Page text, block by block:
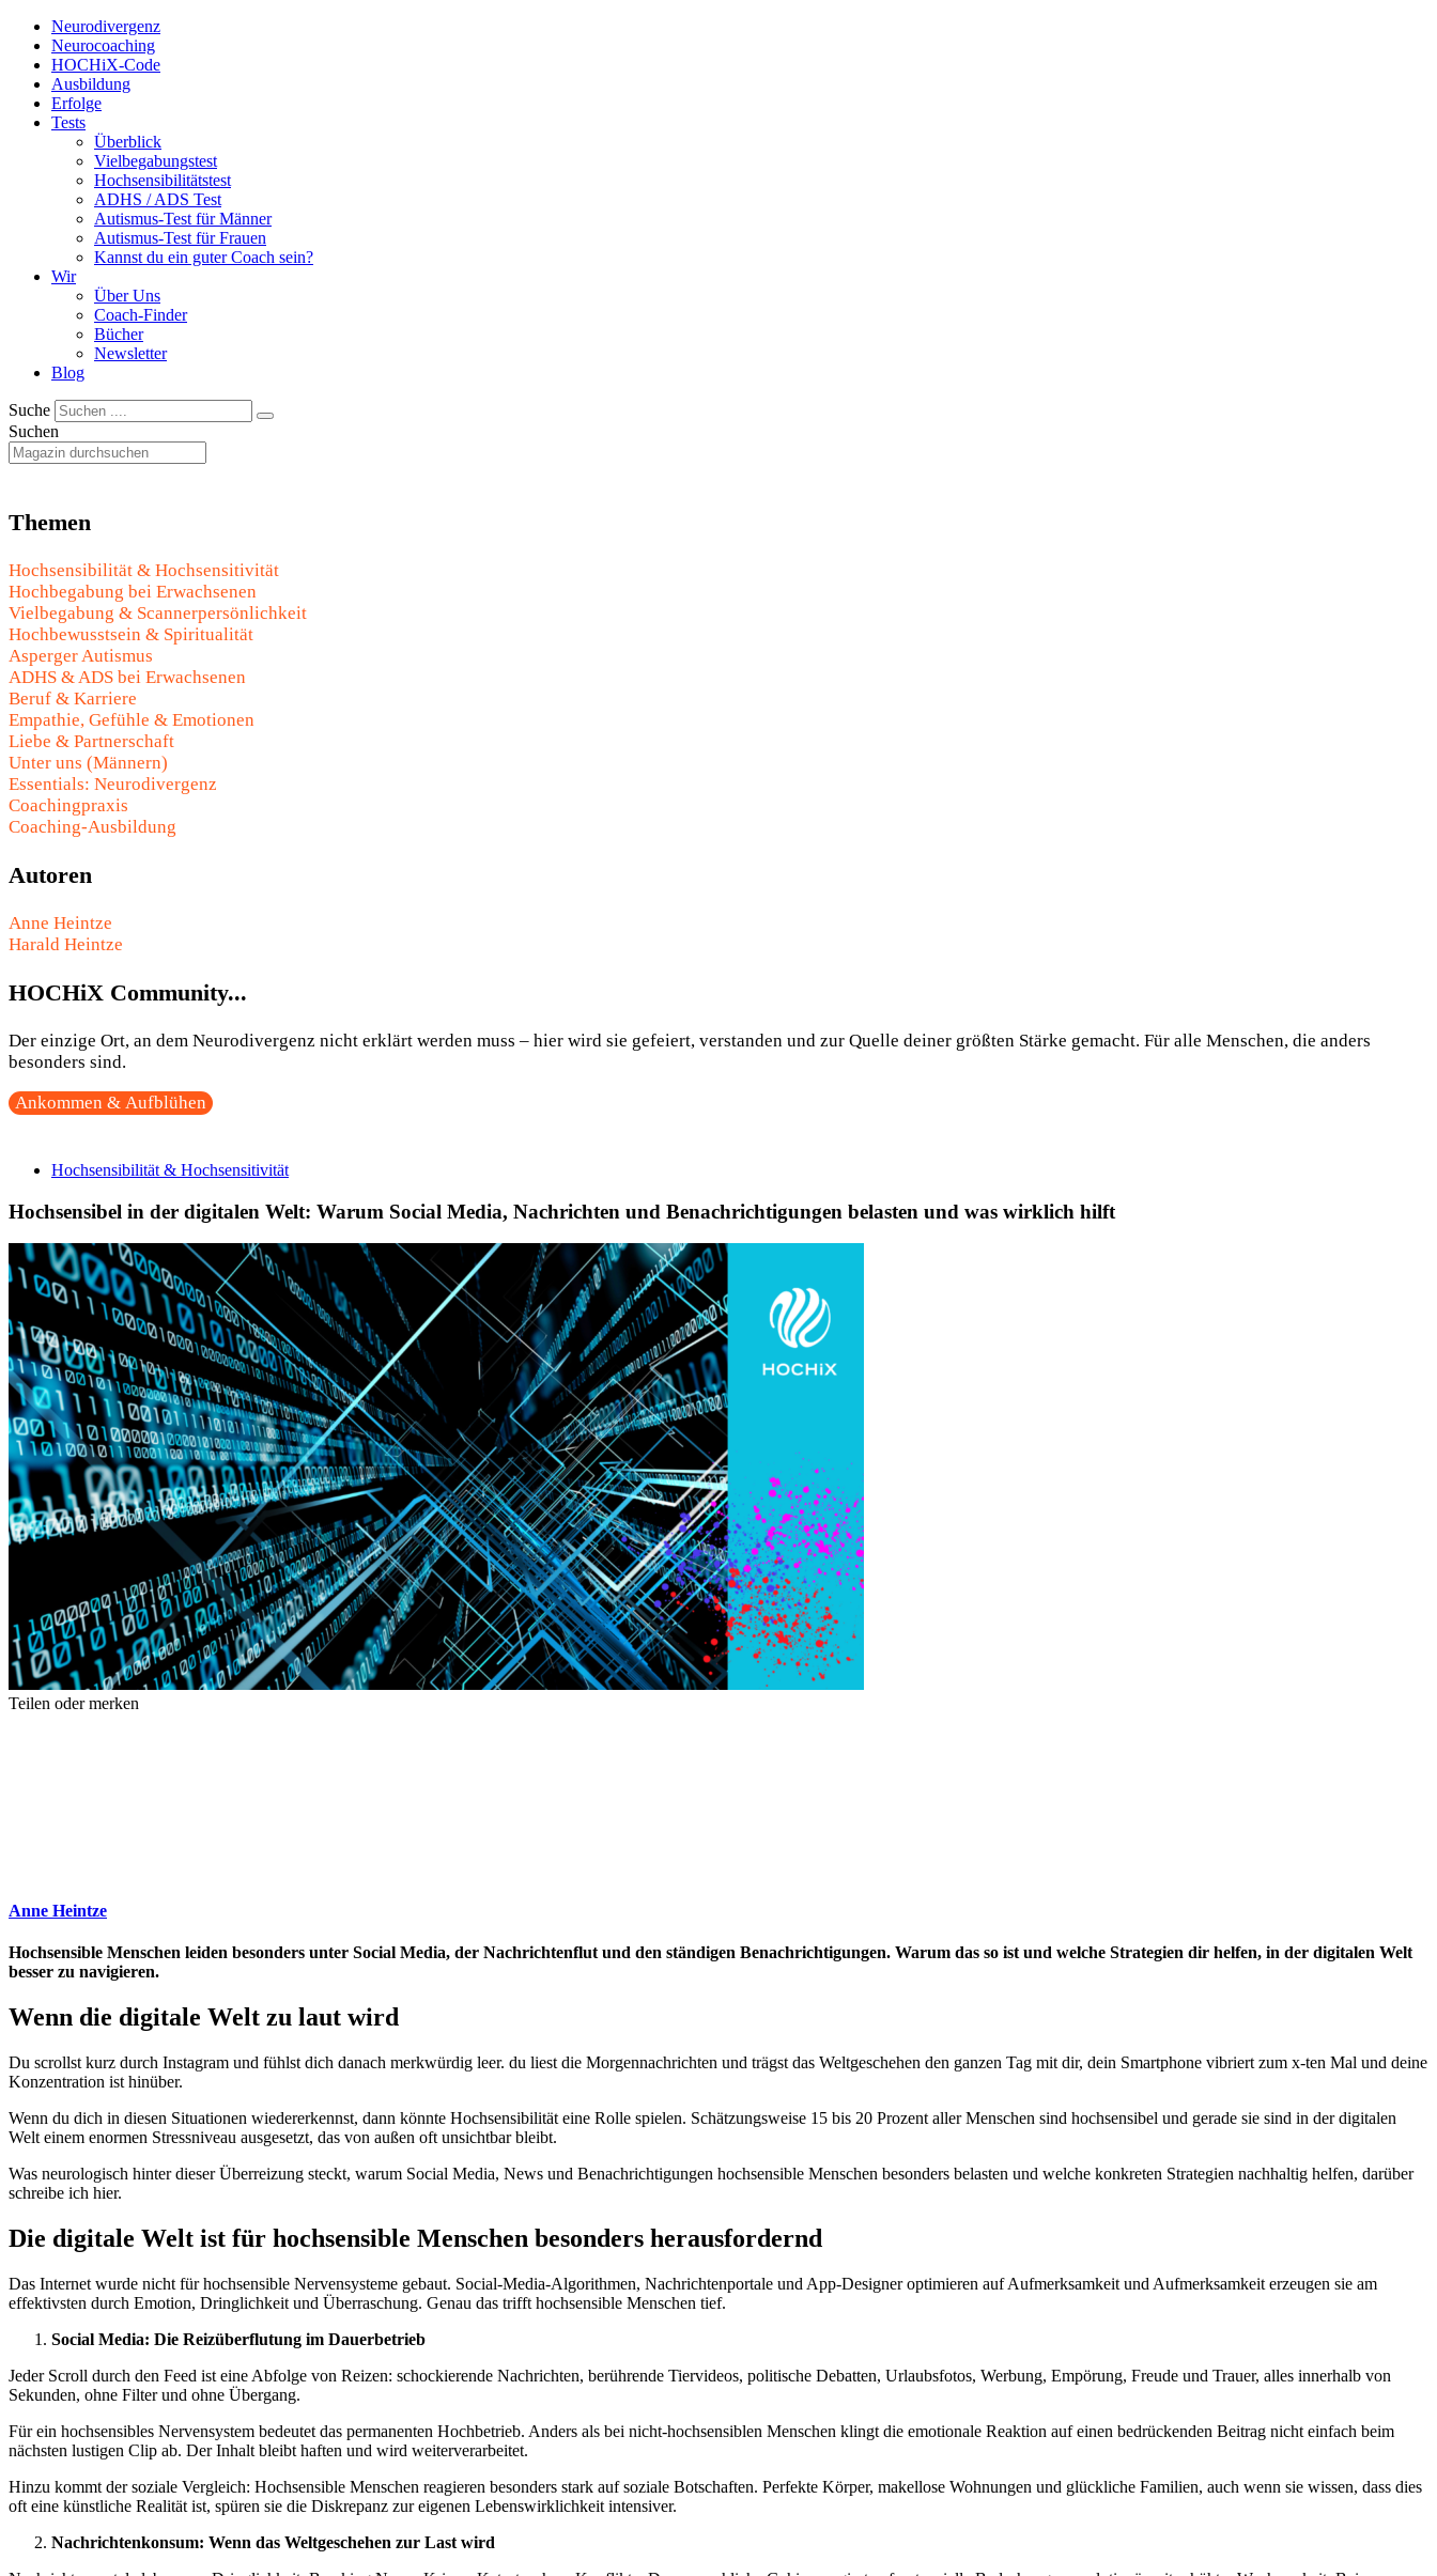
Neurodivergenz
Neurocoaching
HOCHiX-Code
Ausbildung
Erfolge
Tests
Überblick
Vielbegabungstest
Hochsensibilitätstest
ADHS / ADS Test
Autismus-Test für Männer
Autismus-Test für Frauen
Kannst du ein guter Coach sein?
Wir
Über Uns
Coach-Finder
Bücher
Newsletter
Blog
Suche
Suchen
Themen
Hochsensibilität & Hochsensitivität
Hochbegabung bei Erwachsenen
Vielbegabung & Scannerpersönlichkeit
Hochbewusstsein & Spiritualität
Asperger Autismus
ADHS & ADS bei Erwachsenen
Beruf & Karriere
Empathie, Gefühle & Emotionen
Liebe & Partnerschaft
Unter uns (Männern)
Essentials: Neurodivergenz
Coachingpraxis
Coaching-Ausbildung
Autoren
Anne Heintze
Harald Heintze
HOCHiX Community...
Der einzige Ort, an dem Neurodivergenz nicht erklärt werden muss – hier wird sie gefeiert, verstanden und zur Quelle deiner größten Stärke gemacht. Für alle Menschen, die anders
besonders sind.
Ankommen & Aufblühen
Hochsensibilität & Hochsensitivität
Hochsensibel in der digitalen Welt: Warum Social Media, Nachrichten und Benachrichtigungen belasten und was wirklich hilft
Teilen oder merken
Anne Heintze
Hochsensible Menschen leiden besonders unter Social Media, der Nachrichtenflut und den ständigen Benachrichtigungen. Warum das so ist und welche Strategien dir helfen, in der digitalen Welt
besser zu navigieren.
Wenn die digitale Welt zu laut wird
Du scrollst kurz durch Instagram und fühlst dich danach merkwürdig leer. du liest die Morgennachrichten und trägst das Weltgeschehen den ganzen Tag mit dir, dein Smartphone vibriert zum x-ten Mal und deine
Konzentration ist hinüber.
Wenn du dich in diesen Situationen wiedererkennst, dann könnte Hochsensibilität eine Rolle spielen. Schätzungsweise 15 bis 20 Prozent aller Menschen sind hochsensibel und gerade sie sind in der digitalen
Welt einem enormen Stressniveau ausgesetzt, das von außen oft unsichtbar bleibt.
Was neurologisch hinter dieser Überreizung steckt, warum Social Media, News und Benachrichtigungen hochsensible Menschen besonders belasten und welche konkreten Strategien nachhaltig helfen, darüber
schreibe ich hier.
Die digitale Welt ist für hochsensible Menschen besonders herausfordernd
Das Internet wurde nicht für hochsensible Nervensysteme gebaut. Social-Media-Algorithmen, Nachrichtenportale und App-Designer optimieren auf Aufmerksamkeit und Aufmerksamkeit erzeugen sie am
effektivsten durch Emotion, Dringlichkeit und Überraschung. Genau das trifft hochsensible Menschen tief.
Social Media: Die Reizüberflutung im Dauerbetrieb
Jeder Scroll durch den Feed ist eine Abfolge von Reizen: schockierende Nachrichten, berührende Tiervideos, politische Debatten, Urlaubsfotos, Werbung, Empörung, Freude und Trauer, alles innerhalb von
Sekunden, ohne Filter und ohne Übergang.
Für ein hochsensibles Nervensystem bedeutet das permanenten Hochbetrieb. Anders als bei nicht-hochsensiblen Menschen klingt die emotionale Reaktion auf einen bedrückenden Beitrag nicht einfach beim
nächsten lustigen Clip ab. Der Inhalt bleibt haften und wird weiterverarbeitet.
Hinzu kommt der soziale Vergleich: Hochsensible Menschen reagieren besonders stark auf soziale Botschaften. Perfekte Körper, makellose Wohnungen und glückliche Familien, auch wenn sie wissen, dass dies
oft eine künstliche Realität ist, spüren sie die Diskrepanz zur eigenen Lebenswirklichkeit intensiver.
Nachrichtenkonsum: Wenn das Weltgeschehen zur Last wird